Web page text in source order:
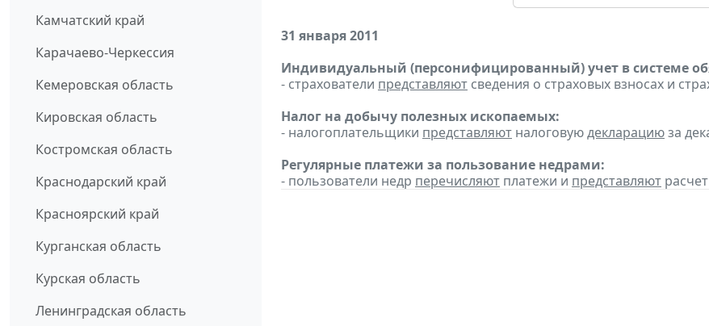
Камчатский край
Карачаево-Черкессия
Кемеровская область
Кировская область
Костромская область
Краснодарский край
Красноярский край
Курганская область
Курская область
Ленинградская область
31 января 2011
Индивидуальный (персонифицированный) учет в системе
- страхователи представляют сведения о страховых взносах и
Налог на добычу полезных ископаемых:
- налогоплательщики представляют налоговуюдекларациюза
Регулярные платежи за пользование недрами:
- пользователи недр перечисляют платежи и представляют